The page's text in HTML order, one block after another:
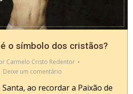
o símbolo dos cristãos?
Carmelo Cristo Redentor
Deixe um comentário
ao recordar a Paixão de